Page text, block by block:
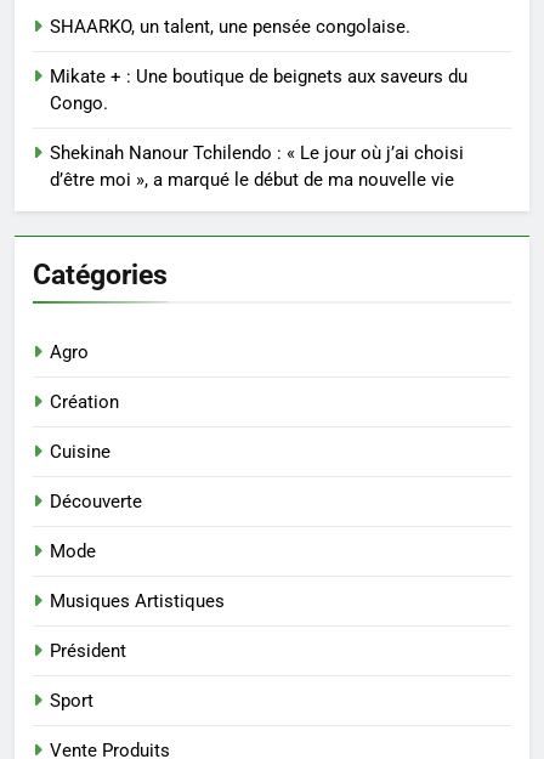
SHAARKO, un talent, une pensée congolaise.
Mikate + : Une boutique de beignets aux saveurs du
Congo.
Shekinah Nanour Tchilendo : « Le jour où j’ai choisi
d’être moi », a marqué le début de ma nouvelle vie
Catégories
Agro
Création
Cuisine
Découverte
Mode
Musiques Artistiques
Président
Sport
Vente Produits